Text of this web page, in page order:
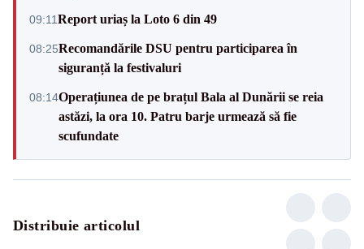
09:11Report uriaș la Loto 6 din 49
08:25Recomandările DSU pentru participarea în
siguranță la festivaluri
08:14Operațiunea de pe brațul Bala al Dunării se reia
astăzi, la ora 10. Patru barje urmează să fie
scufundate
Distribuie articolul